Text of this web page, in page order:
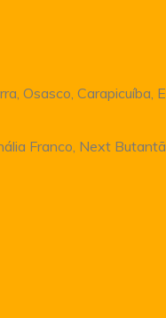
Osasco, Carapicuíba,
Franco, Next